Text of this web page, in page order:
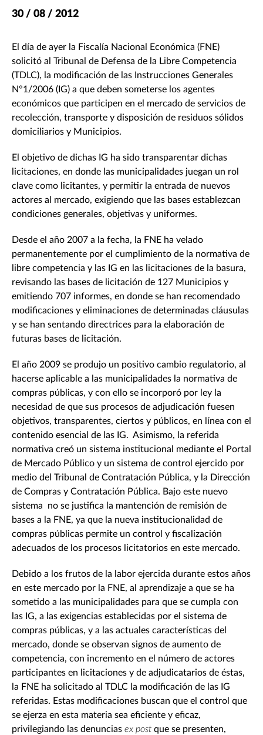
30 / 08 / 2012
El día de ayer la Fiscalía Nacional Económica (FNE)
solicitó al Tribunal de Defensa de la Libre Competencia
(TDLC), la modificación de las Instrucciones Generales
N°1/2006 (IG) a que deben someterse los agentes
económicos que participen en el mercado de servicios de
recolección, transporte y disposición de residuos sólidos
domiciliarios y Municipios.
El objetivo de dichas IG ha sido transparentar dichas
licitaciones, en donde las municipalidades juegan un rol
clave como licitantes, y permitir la entrada de nuevos
actores al mercado, exigiendo que las bases establezcan
condiciones generales, objetivas y uniformes.
Desde el año 2007 a la fecha, la FNE ha velado
permanentemente por el cumplimiento de la normativa de
libre competencia y las IG en las licitaciones de la basura,
revisando las bases de licitación de 127 Municipios y
emitiendo 707 informes, en donde se han recomendado
modificaciones y eliminaciones de determinadas cláusulas
y se han sentando directrices para la elaboración de
futuras bases de licitación.
El año 2009 se produjo un positivo cambio regulatorio, al
hacerse aplicable a las municipalidades la normativa de
compras públicas, y con ello se incorporó por ley la
necesidad de que sus procesos de adjudicación fuesen
objetivos, transparentes, ciertos y públicos, en línea con el
contenido esencial de las IG. Asimismo, la referida
normativa creó un sistema institucional mediante el Portal
de Mercado Público y un sistema de control ejercido por
medio del Tribunal de Contratación Pública, y la Dirección
de Compras y Contratación Pública. Bajo este nuevo
sistema no se justifica la mantención de remisión de
bases a la FNE, ya que la nueva institucionalidad de
compras públicas permite un control y fiscalización
adecuados de los procesos licitatorios en este mercado.
Debido a los frutos de la labor ejercida durante estos años
en este mercado por la FNE, al aprendizaje a que se ha
sometido a las municipalidades para que se cumpla con
las IG, a las exigencias establecidas por el sistema de
compras públicas, y a las actuales características del
mercado, donde se observan signos de aumento de
competencia, con incremento en el número de actores
participantes en licitaciones y de adjudicatarios de éstas,
la FNE ha solicitado al TDLC la modificación de las IG
referidas. Estas modificaciones buscan que el control que
se ejerza en esta materia sea eficiente y eficaz,
privilegiando las denuncias ex post que se presenten,